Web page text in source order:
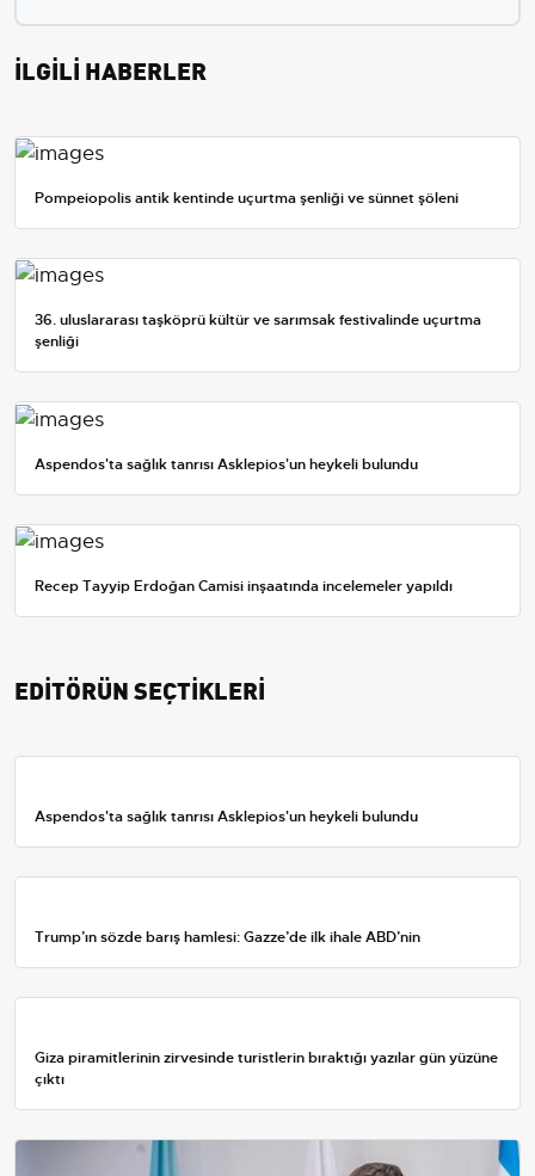
İLGİLİ HABERLER
Pompeiopolis antik kentinde uçurtma şenliği ve sünnet şöleni
36. uluslararası taşköprü kültür ve sarımsak festivalinde uçurtma
şenliği
Aspendos'ta sağlık tanrısı Asklepios'un heykeli bulundu
Recep Tayyip Erdoğan Camisi inşaatında incelemeler yapıldı
EDİTÖRÜN SEÇTİKLERİ
Aspendos'ta sağlık tanrısı Asklepios'un heykeli bulundu
Trump’ın sözde barış hamlesi: Gazze’de ilk ihale ABD’nin
Giza piramitlerinin zirvesinde turistlerin bıraktığı yazılar gün yüzüne
çıktı